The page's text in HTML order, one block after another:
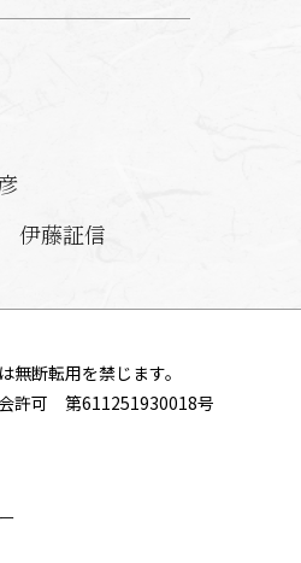
伊藤証信
無断転用を禁じます。
許可 第611251930018号